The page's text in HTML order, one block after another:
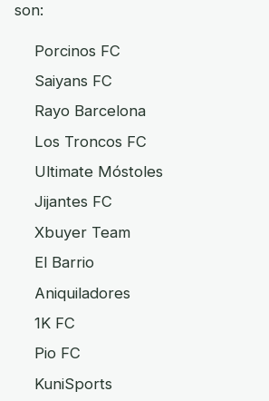
son:
Porcinos FC
Saiyans FC
Rayo Barcelona
Los Troncos FC
Ultimate Móstoles
Jijantes FC
Xbuyer Team
El Barrio
Aniquiladores
1K FC
Pio FC
KuniSports